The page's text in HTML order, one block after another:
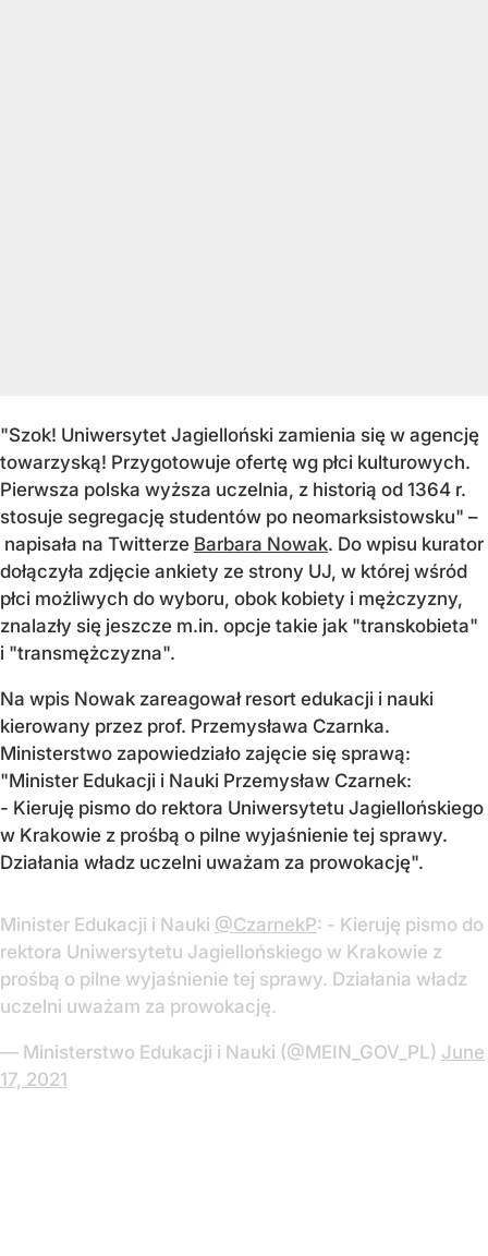
"Szok! Uniwersytet Jagielloński zamienia się w agencję
towarzyską! Przygotowuje ofertę wg płci kulturowych.
Pierwsza polska wyższa uczelnia, z historią od 1364 r.
stosuje segregację studentów po neomarksistowsku" –
napisała na Twitterze Barbara Nowak. Do wpisu kurator
dołączyła zdjęcie ankiety ze strony UJ, w której wśród
płci możliwych do wyboru, obok kobiety i mężczyzny,
znalazły się jeszcze m.in. opcje takie jak "transkobieta"
i "transmężczyzna".
Na wpis Nowak zareagował resort edukacji i nauki
kierowany przez prof. Przemysława Czarnka.
Ministerstwo zapowiedziało zajęcie się sprawą:
"Minister Edukacji i Nauki Przemysław Czarnek:
- Kieruję pismo do rektora Uniwersytetu Jagiellońskiego
w Krakowie z prośbą o pilne wyjaśnienie tej sprawy.
Działania władz uczelni uważam za prowokację".
Minister Edukacji i Nauki @CzarnekP: - Kieruję pismo do
rektora Uniwersytetu Jagiellońskiego w Krakowie z
prośbą o pilne wyjaśnienie tej sprawy. Działania władz
uczelni uważam za prowokację.
— Ministerstwo Edukacji i Nauki (@MEIN_GOV_PL) June
17, 2021